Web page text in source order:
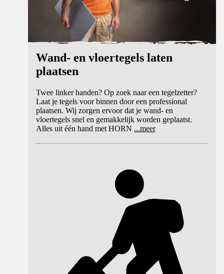
Wand- en vloertegels laten
plaatsen
Twee linker handen? Op zoek naar een tegelzetter?
Laat je tegels voor binnen door een professional
plaatsen. Wij zorgen ervoor dat je wand- en
vloertegels snel en gemakkelijk worden geplaatst.
Alles uit één hand met HORN ...meer